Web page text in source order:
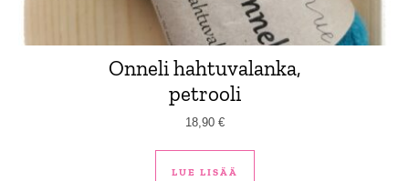
Onneli hahtuvalanka,
petrooli
18,90 €
LUE LISÄÄ